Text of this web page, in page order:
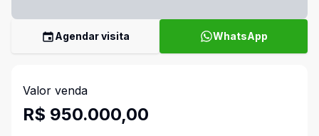
Agendar visita WhatsApp
Valor venda
R$ 950.000,00